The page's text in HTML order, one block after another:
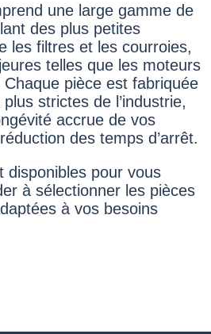
une large gamme de
des plus petites
les filtres et les courroies,
telles que les moteurs
pièce est fabriquée
strictes de l’industrie,
accrue de vos
des temps d’arrêt.
disponibles pour vous
à sélectionner les pièces
à vos besoins